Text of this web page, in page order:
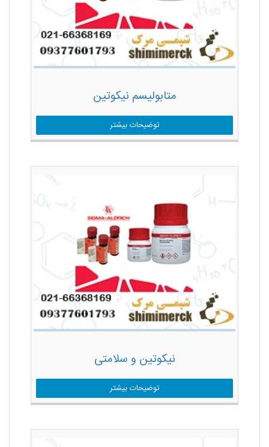
متابولیسم نیکوتین
توضیحات بیشتر
نیکوتین و سلامتی
توضیحات بیشتر